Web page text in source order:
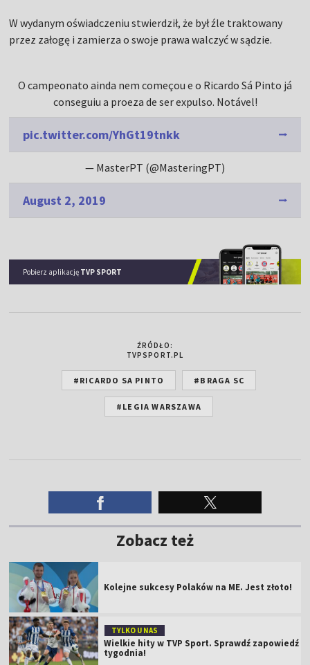
W wydanym oświadczeniu stwierdził, że był źle traktowany
przez załogę i zamierza o swoje prawa walczyć w sądzie.
O campeonato ainda nem começou e o Ricardo Sá Pinto já
conseguiu a proeza de ser expulso. Notável!
pic.twitter.com/YhGt19tnkk
— MasterPT (@MasteringPT)
August 2, 2019
Pobierz aplikację TVP SPORT
ŹRÓDŁO:
TVPSPORT.PL
#RICARDO SA PINTO #BRAGA SC
#LEGIA WARSZAWA
Zobacz też
Kolejne sukcesy Polaków na ME. Jest złoto!
TYLKO U NAS
Wielkie hity w TVP Sport. Sprawdź zapowiedź
tygodnia!